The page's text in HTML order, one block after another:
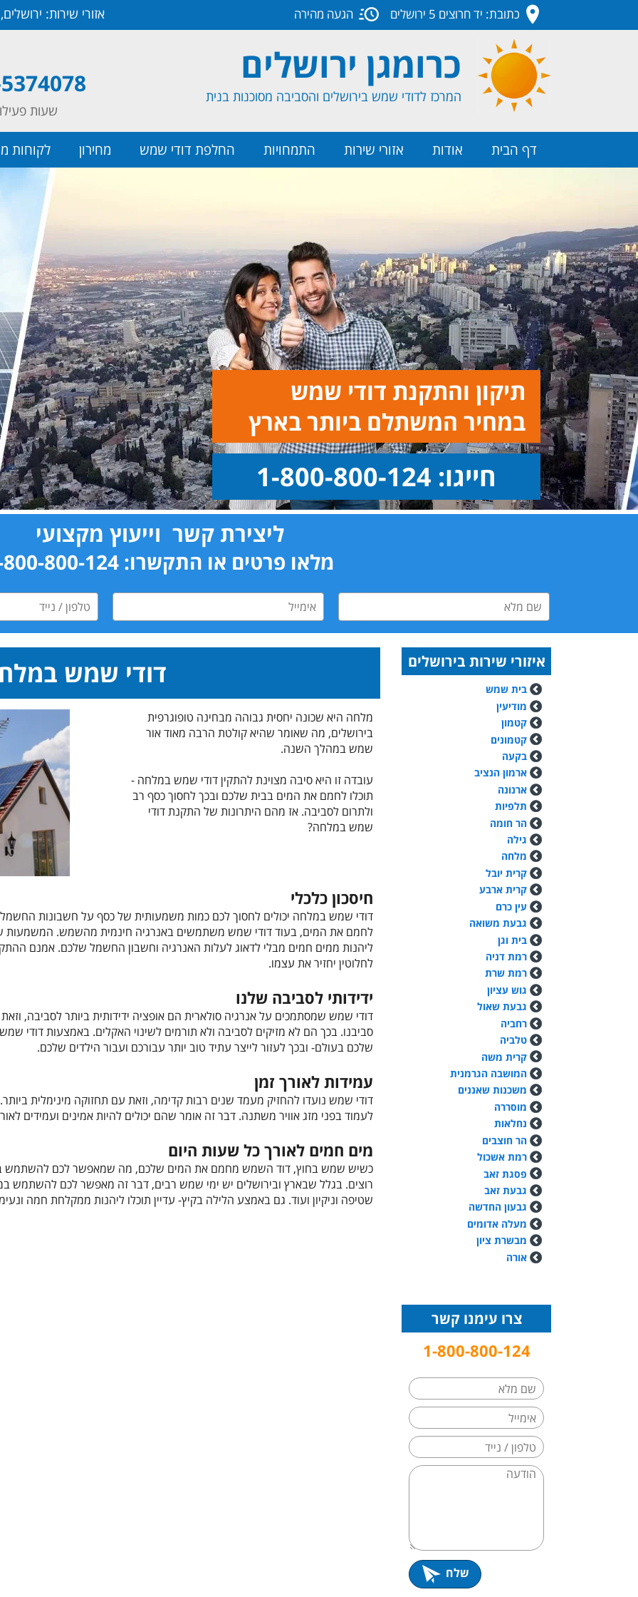
כתובת: יד חרוצים 5 ירושלים הגעה מהירה אזורי שירות:
כרומגן ירושלים
המרכז לדודי שמש בירושלים והסביבה מסוכנות בנית
שעות פעילות: ימים
דף הבית אודות אזורי שירות התמחויות החלפת דודי שמש מחירון לקוחות
תיקון והתקנת דודי שמש
במחיר המשתלם ביותר בארץ
חייגו: 1-800-800-124
ליצירת קשר וייעוץ מקצועי
מלאו פרטים או התקשרו: 1-800-800-124
דודי שמש
מלחה היא שכונה יחסית גבוהה מבחינה טופוגרפית
בירושלים, מה שאומר שהיא קולטת הרבה מאוד אור
שמש במהלך השנה.
עובדה זו היא סיבה מצוינת להתקין דודי שמש במלחה -
תוכלו לחמם את המים בבית שלכם ובכך לחסוך כסף רב
ולתרום לסביבה. אז מהם היתרונות של התקנת דודי
שמש במלחה?
חיסכון כלכלי
דודי שמש במלחה יכולים לחסוך לכם כמות משמעותית של כסף על חשבונות
לחמם את המים, בעוד דודי שמש משתמשים באנרגיה חינמית מהשמש. המשמעות
ליהנות ממים חמים מבלי לדאוג לעלות האנרגיה וחשבון החשמל שלכם. אמנם
לחלוטין יחזיר את עצמו.
ידידותי לסביבה שלנו
דודי שמש שמסתמכים על אנרגיה סולארית הם אופציה ידידותית ביותר לסביבה,
סביבנו. בכך הם לא מזיקים לסביבה ולא תורמים לשינוי האקלים. באמצעות דודי
שלכם בעולם- ובכך לעזור לייצר עתיד טוב יותר עבורכם ועבור הילדים שלכם.
עמידות לאורך זמן
דודי שמש נועדו להחזיק מעמד שנים רבות קדימה, וזאת עם תחזוקה מינימלית
לעמוד בפני מזג אוויר משתנה. דבר זה אומר שהם יכולים להיות אמינים ועמידים
מים חמים לאורך כל שעות היום
כשיש שמש בחוץ, דוד השמש מחמם את המים שלכם, מה שמאפשר לכם להשתמש
רוצים. בגלל שבארץ ובירושלים יש ימי שמש רבים, דבר זה מאפשר לכם להשתמש
שטיפה וניקיון ועוד. גם באמצע הלילה בקיץ- עדיין תוכלו ליהנות ממקלחת חמה
איזורי שירות בירושלים
בית שמש
מודיעין
קטמון
קטמונים
בקעה
ארמון הנציב
ארנונה
תלפיות
הר חומה
גילה
מלחה
קרית יובל
קרית ארבע
עין כרם
גבעת משואה
בית וגן
רמת דניה
רמת שרת
גוש עציון
גבעת שאול
רחביה
טלביה
קרית משה
המושבה הגרמנית
משכנות שאננים
מוסררה
נחלאות
הר חוצבים
רמת אשכול
פסגת זאב
גבעת זאב
גבעון החדשה
מעלה אדומים
מבשרת ציון
אורה
צרו עימנו קשר
1-800-800-124
שלח